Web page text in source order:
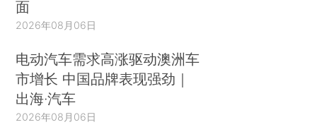
面
2026年08月06日
电动汽车需求高涨驱动澳洲车
市增长 中国品牌表现强劲｜
出海·汽车
2026年08月06日